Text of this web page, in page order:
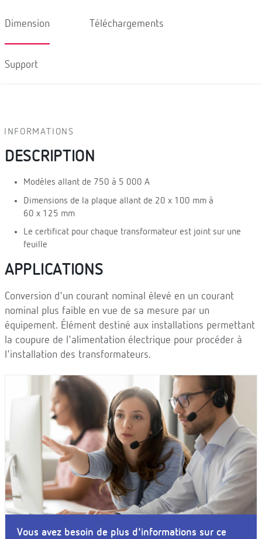
Dimension Téléchargements
Support
INFORMATIONS
DESCRIPTION
Modèles allant de 750 à 5 000 A
Dimensions de la plaque allant de 20 x 100 mm à
60 x 125 mm
Le certificat pour chaque transformateur est joint sur une
feuille
APPLICATIONS
Conversion d'un courant nominal élevé en un courant
nominal plus faible en vue de sa mesure par un
équipement. Élément destiné aux installations permettant
la coupure de l'alimentation électrique pour procéder à
l'installation des transformateurs.
Vous avez besoin de plus d'informations sur ce